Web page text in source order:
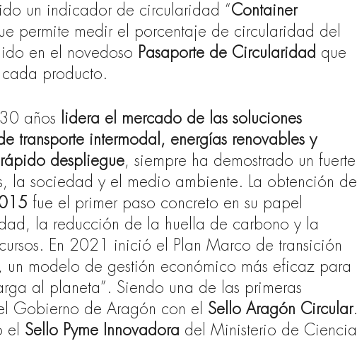
un indicador de circularidad “Container
permite medir el porcentaje de circularidad del
en el novedoso Pasaporte de Circularidad que
producto.
años lidera el mercado de las soluciones
transporte intermodal, energías renovables y
despliegue, siempre ha demostrado un fuerte
la sociedad y el medio ambiente. La obtención de
fue el primer paso concreto en su papel
la reducción de la huella de carbono y la
En 2021 inició el Plan Marco de transición
un modelo de gestión económico más eficaz para
al planeta”. Siendo una de las primeras
Gobierno de Aragón con el Sello Aragón Circular.
el Sello Pyme Innovadora del Ministerio de Ciencia